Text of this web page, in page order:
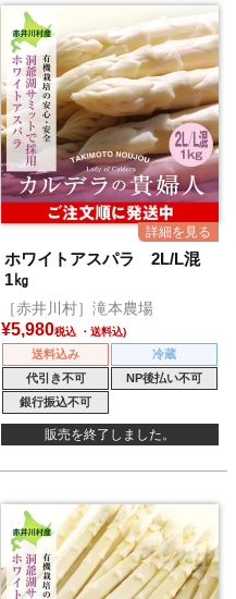
ホワイトアスパラ 2L/L混
1㎏
［赤井川村］滝本農場
¥5,980税込
送料込み
冷蔵
代引き不可
NP後払い不可
銀行振込不可
販売を終了しました。